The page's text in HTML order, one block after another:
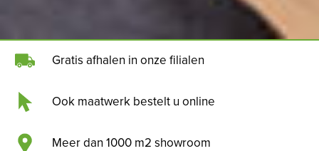
Gratis afhalen in onze filialen
Ook maatwerk bestelt u online
Meer dan 1000 m2 showroom